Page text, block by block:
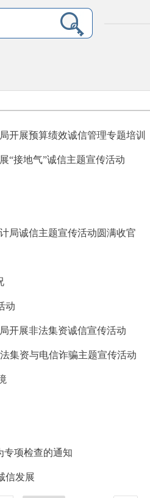
开展预算绩效诚信管理专题培训
“接地气”诚信主题宣传活动
局诚信主题宣传活动圆满收官
动
开展非法集资诚信宣传活动
集资与电信诈骗主题宣传活动
专项检查的通知
信发展